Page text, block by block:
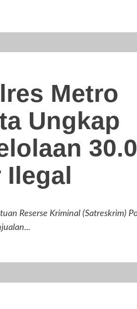
Metro
Ungkap
Reserse Kriminal (Satreskrim)